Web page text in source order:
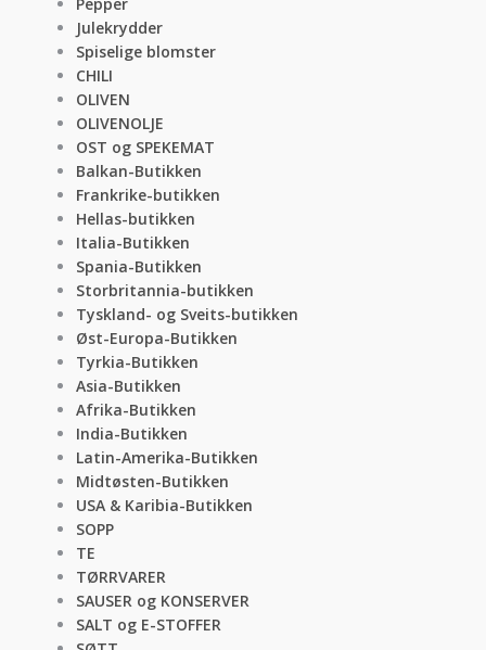
Julekrydder
Spiselige blomster
CHILI
OLIVEN
OLIVENOLJE
OST og SPEKEMAT
Balkan-Butikken
Frankrike-butikken
Hellas-butikken
Italia-Butikken
Spania-Butikken
Storbritannia-butikken
Tyskland- og Sveits-butikken
Øst-Europa-Butikken
Tyrkia-Butikken
Asia-Butikken
Afrika-Butikken
India-Butikken
Latin-Amerika-Butikken
Midtøsten-Butikken
USA & Karibia-Butikken
SOPP
TE
TØRRVARER
SAUSER og KONSERVER
SALT og E-STOFFER